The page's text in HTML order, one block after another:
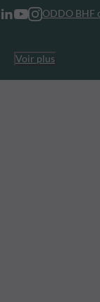
ODDO BHF
Voir plus